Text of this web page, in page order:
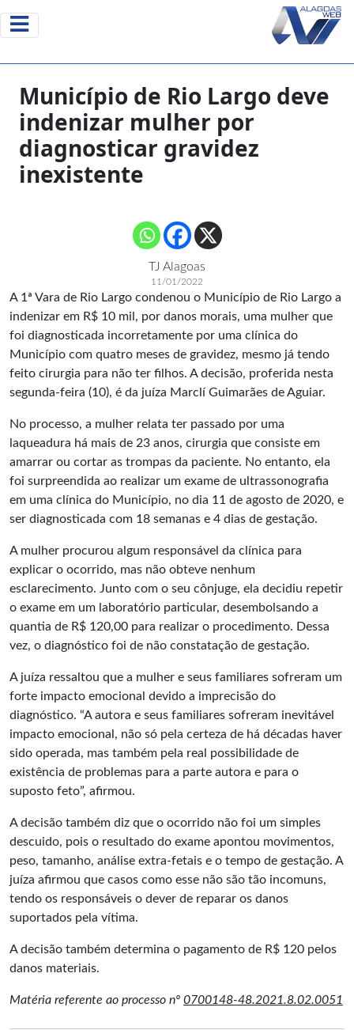
Município de Rio Largo deve
indenizar mulher por
diagnosticar gravidez
inexistente
TJ Alagoas
11/01/2022
A 1ª Vara de Rio Largo condenou o Município de Rio Largo a
indenizar em R$ 10 mil, por danos morais, uma mulher que
foi diagnosticada incorretamente por uma clínica do
Município com quatro meses de gravidez, mesmo já tendo
feito cirurgia para não ter filhos. A decisão, proferida nesta
segunda-feira (10), é da juíza Marclí Guimarães de Aguiar.
No processo, a mulher relata ter passado por uma
laqueadura há mais de 23 anos, cirurgia que consiste em
amarrar ou cortar as trompas da paciente. No entanto, ela
foi surpreendida ao realizar um exame de ultrassonografia
em uma clínica do Município, no dia 11 de agosto de 2020, e
ser diagnosticada com 18 semanas e 4 dias de gestação.
A mulher procurou algum responsável da clínica para
explicar o ocorrido, mas não obteve nenhum
esclarecimento. Junto com o seu cônjuge, ela decidiu repetir
o exame em um laboratório particular, desembolsando a
quantia de R$ 120,00 para realizar o procedimento. Dessa
vez, o diagnóstico foi de não constatação de gestação.
A juíza ressaltou que a mulher e seus familiares sofreram um
forte impacto emocional devido a imprecisão do
diagnóstico. “A autora e seus familiares sofreram inevitável
impacto emocional, não só pela certeza de há décadas haver
sido operada, mas também pela real possibilidade de
existência de problemas para a parte autora e para o
suposto feto”, afirmou.
A decisão também diz que o ocorrido não foi um simples
descuido, pois o resultado do exame apontou movimentos,
peso, tamanho, análise extra-fetais e o tempo de gestação. A
juíza afirmou que casos como esse não são tão incomuns,
tendo os responsáveis o dever de reparar os danos
suportados pela vítima.
A decisão também determina o pagamento de R$ 120 pelos
danos materiais.
Matéria referente ao processo nº 0700148-48.2021.8.02.0051